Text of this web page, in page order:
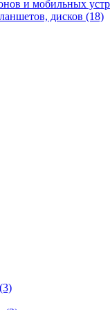
и мобильных
дисков (18)
(3)